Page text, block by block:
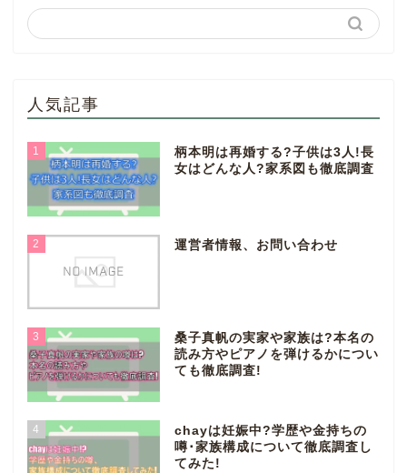
人気記事
1
柄本明は再婚する?子供は3人!長
女はどんな人?家系図も徹底調査
2 運営者情報、お問い合わせ
3
桑子真帆の実家や家族は?本名の
読み方やピアノを弾けるかについ
ても徹底調査!
4
chayは妊娠中?学歴や金持ちの
噂･家族構成について徹底調査し
てみた!